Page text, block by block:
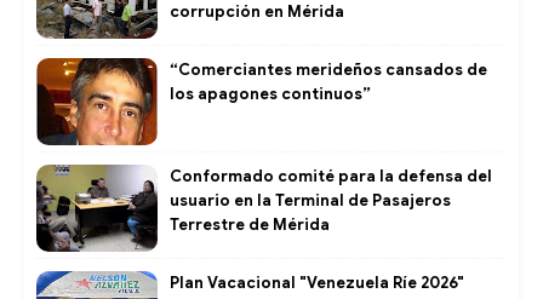
corrupción en Mérida
“Comerciantes merideños cansados de
los apagones continuos”
Conformado comité para la defensa del
usuario en la Terminal de Pasajeros
Terrestre de Mérida
Plan Vacacional "Venezuela Ríe 2026"